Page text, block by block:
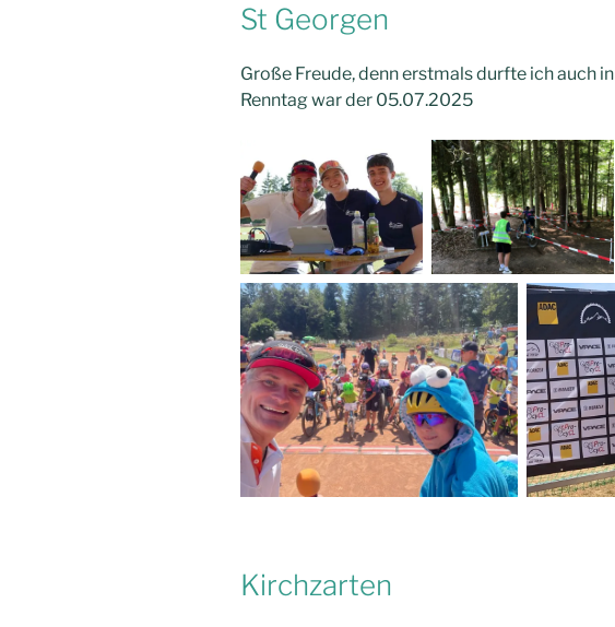
St Georgen
Große Freude, denn erstmals durfte ich auch
Renntag war der 05.07.2025
Kirchzarten